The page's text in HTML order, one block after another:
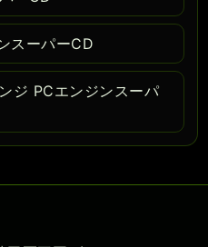
スーパーCD
ジ PCエンジンスーパ